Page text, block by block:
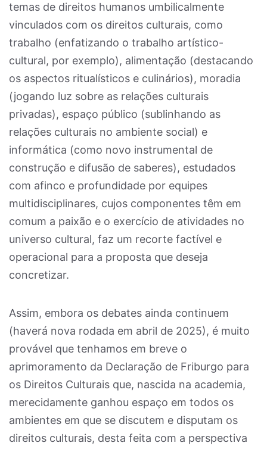
temas de direitos humanos umbilicalmente
vinculados com os direitos culturais, como
trabalho (enfatizando o trabalho artístico-
cultural, por exemplo), alimentação (destacando
os aspectos ritualísticos e culinários), moradia
(jogando luz sobre as relações culturais
privadas), espaço público (sublinhando as
relações culturais no ambiente social) e
informática (como novo instrumental de
construção e difusão de saberes), estudados
com afinco e profundidade por equipes
multidisciplinares, cujos componentes têm em
comum a paixão e o exercício de atividades no
universo cultural, faz um recorte factível e
operacional para a proposta que deseja
concretizar.
Assim, embora os debates ainda continuem
(haverá nova rodada em abril de 2025), é muito
provável que tenhamos em breve o
aprimoramento da Declaração de Friburgo para
os Direitos Culturais que, nascida na academia,
merecidamente ganhou espaço em todos os
ambientes em que se discutem e disputam os
direitos culturais, desta feita com a perspectiva